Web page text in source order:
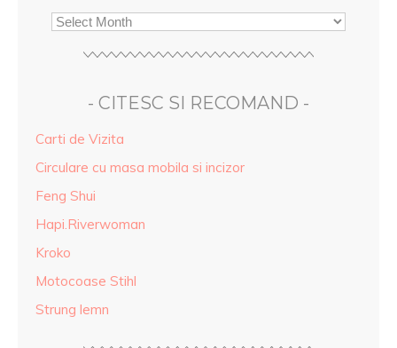
- CITESC SI RECOMAND -
Carti de Vizita
Circulare cu masa mobila si incizor
Feng Shui
Hapi.Riverwoman
Kroko
Motocoase Stihl
Strung lemn